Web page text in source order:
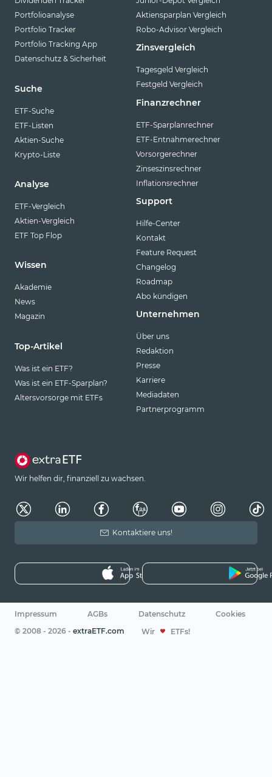
Portfolioanalyse
Portfolio Tracker
Portfolio Tracking App
Datenschutz & Sicherheit
Suche
ETF-Suche
ETF-Listen
Aktien-Suche
Krypto-Liste
Analyse
ETF-Vergleich
Aktien-Vergleich
ETF Top Flop
Wissen
Akademie
News
Magazin
Top-Artikel
Was ist ein ETF?
Was ist ein ETF-Sparplan?
Altersvorsorge mit ETFs
Aktiensparplan Vergleich
Robo-Advisor Vergleich
Zinsvergleich
Tagesgeld Vergleich
Festgeld Vergleich
Finanzrechner
ETF-Sparplanrechner
ETF-Entnahmerechner
Vorsorgerechner
Zinseszinsrechner
Inflationsrechner
Support
Hilfe-Center
Kontakt
Feature Request
Changelog
Roadmap
Abo kündigen
Unternehmen
Über uns
Redaktion
Presse
Karriere
Mediadaten
Partnerprogramm
Wir helfen dir, finanziell zu wachsen.
Kontaktiere uns!
Impressum AGBs Datenschutz
Cookies
© 2008 - 2026 - extraETF.com Wir ETFs!